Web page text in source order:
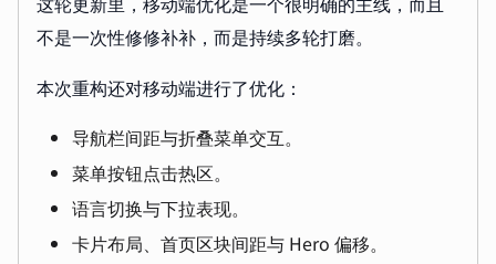
不是一次性修修补补，而是持续多轮打磨。
本次重构还对移动端进行了优化：
导航栏间距与折叠菜单交互。
菜单按钮点击热区。
语言切换与下拉表现。
卡片布局、首页区块间距与 Hero 偏移。